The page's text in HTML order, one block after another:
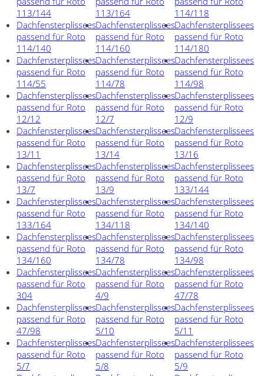
113/144
113/164
114/118
Dachfensterplissees
passend für Roto
114/140
Dachfensterplissees
passend für Roto
114/160
Dachfensterplissees
passend für Roto
114/180
Dachfensterplissees
passend für Roto
114/55
Dachfensterplissees
passend für Roto
114/78
Dachfensterplissees
passend für Roto
114/98
Dachfensterplissees
passend für Roto
12/12
Dachfensterplissees
passend für Roto
12/7
Dachfensterplissees
passend für Roto
12/9
Dachfensterplissees
passend für Roto
13/11
Dachfensterplissees
passend für Roto
13/14
Dachfensterplissees
passend für Roto
13/16
Dachfensterplissees
passend für Roto
13/7
Dachfensterplissees
passend für Roto
13/9
Dachfensterplissees
passend für Roto
133/144
Dachfensterplissees
passend für Roto
133/164
Dachfensterplissees
passend für Roto
134/118
Dachfensterplissees
passend für Roto
134/140
Dachfensterplissees
passend für Roto
134/160
Dachfensterplissees
passend für Roto
134/78
Dachfensterplissees
passend für Roto
134/98
Dachfensterplissees
passend für Roto
304
Dachfensterplissees
passend für Roto
4/9
Dachfensterplissees
passend für Roto
47/78
Dachfensterplissees
passend für Roto
47/98
Dachfensterplissees
passend für Roto
5/10
Dachfensterplissees
passend für Roto
5/11
Dachfensterplissees
passend für Roto
5/7
Dachfensterplissees
passend für Roto
5/8
Dachfensterplissees
passend für Roto
5/9